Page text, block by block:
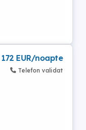
172 EUR/noapte
Telefon validat